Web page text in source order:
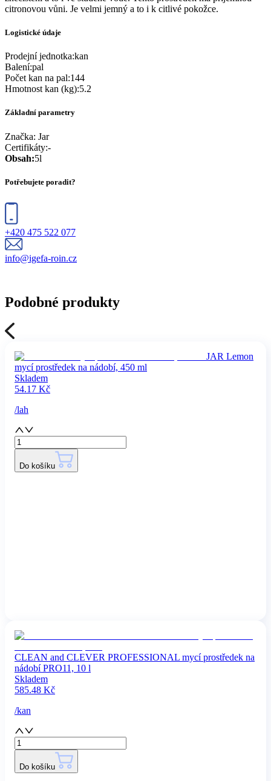
citronovou vůni. Je velmi jemný a to i k citlivé pokožce.
Logistické údaje
Prodejní jednotka:kan
Balení:pal
Počet kan na pal:144
Hmotnost kan (kg):5.2
Základní parametry
Značka: Jar
Certifikáty:-
Obsah:5l
Potřebujete poradit?
+420 475 522 077
info@igefa-roin.cz
Podobné produkty
JAR Lemon
mycí prostředek na nádobí, 450 ml
Skladem
54.17 Kč
/lah
Do košíku
CLEAN and CLEVER PROFESSIONAL mycí prostředek na
nádobí PRO11, 10 l
Skladem
585.48 Kč
/kan
Do košíku